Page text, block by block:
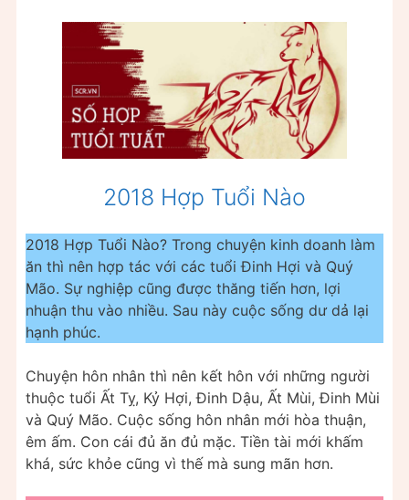
2018 Hợp Tuổi Nào
2018 Hợp Tuổi Nào? Trong chuyện kinh doanh làm
ăn thì nên hợp tác với các tuổi Đinh Hợi và Quý
Mão. Sự nghiệp cũng được thăng tiến hơn, lợi
nhuận thu vào nhiều. Sau này cuộc sống dư dả lại
hạnh phúc.
Chuyện hôn nhân thì nên kết hôn với những người
thuộc tuổi Ất Tỵ, Kỷ Hợi, Đinh Dậu, Ất Mùi, Đinh Mùi
và Quý Mão. Cuộc sống hôn nhân mới hòa thuận,
êm ấm. Con cái đủ ăn đủ mặc. Tiền tài mới khấm
khá, sức khỏe cũng vì thế mà sung mãn hơn.